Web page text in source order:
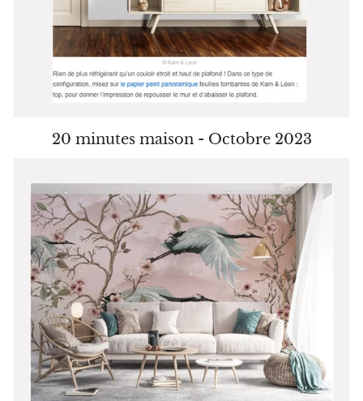
20 minutes maison - Octobre 2023